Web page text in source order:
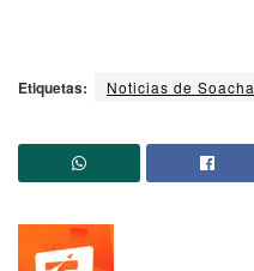
Etiquetas: Noticias de Soacha